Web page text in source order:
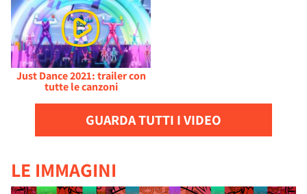
Just Dance 2021: trailer con
tutte le canzoni
GUARDA TUTTI I VIDEO
LE IMMAGINI